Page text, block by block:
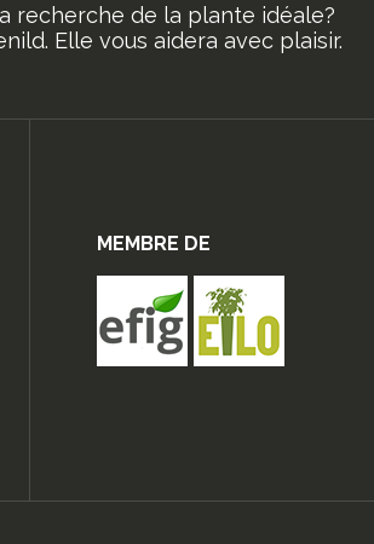
recherche de la plante idéale?
Elle vous aidera avec plaisir.
MEMBRE DE